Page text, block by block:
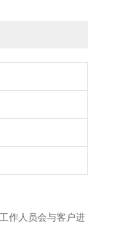
作人员会与客户进